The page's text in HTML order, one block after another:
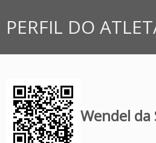
PERFIL DO
Wendel da